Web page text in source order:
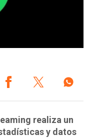
realiza un
y datos